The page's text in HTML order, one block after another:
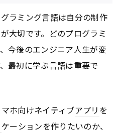
ラミング言語は自分の制作
大切です。どのプログラミ
今後のエンジニア人生が変
最初に学ぶ言語は重要で
ホ向けネイティブアプリ を
ケーションを作りたいのか、